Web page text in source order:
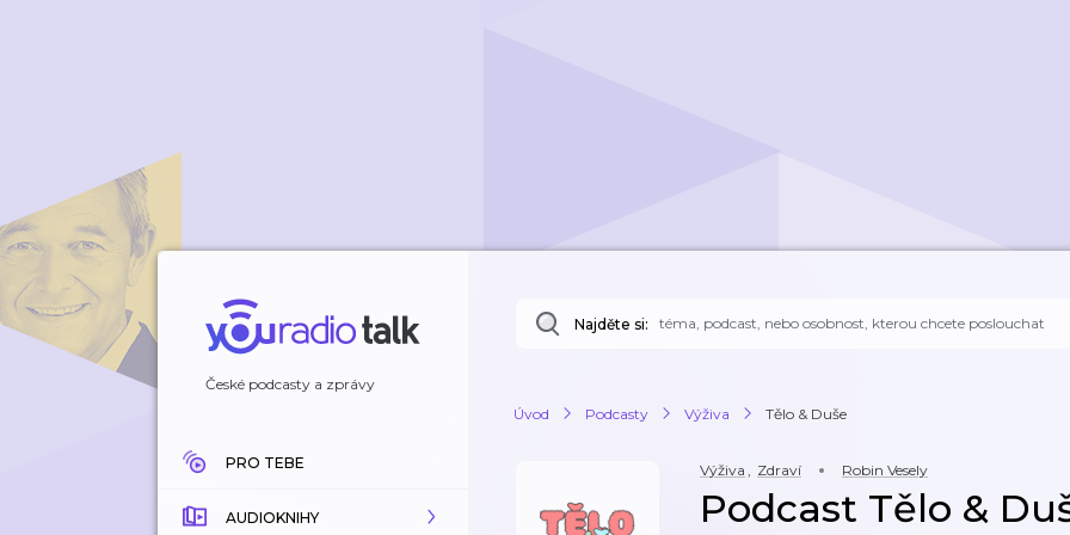
České podcasty a zprávy
PRO TEBE
AUDIOKNIHY
Najděte si:
Úvod Podcasty Výživa Tělo & Duše
Výživa , Zdraví Robin Vesely
Podcast Tělo &